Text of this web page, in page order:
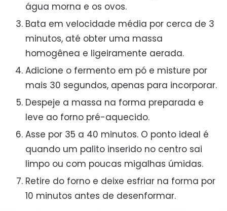
água morna e os ovos.
Bata em velocidade média por cerca de 3
minutos, até obter uma massa
homogênea e ligeiramente aerada.
Adicione o fermento em pó e misture por
mais 30 segundos, apenas para incorporar.
Despeje a massa na forma preparada e
leve ao forno pré-aquecido.
Asse por 35 a 40 minutos. O ponto ideal é
quando um palito inserido no centro sai
limpo ou com poucas migalhas úmidas.
Retire do forno e deixe esfriar na forma por
10 minutos antes de desenformar.